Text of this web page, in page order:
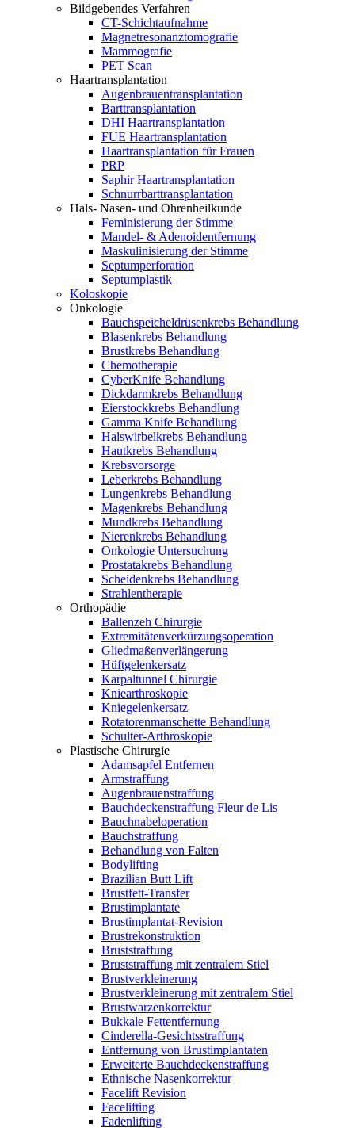
Bildgebendes Verfahren
CT-Schichtaufnahme
Magnetresonanztomografie
Mammografie
PET Scan
Haartransplantation
Augenbrauentransplantation
Barttransplantation
DHI Haartransplantation
FUE Haartransplantation
Haartransplantation für Frauen
PRP
Saphir Haartransplantation
Schnurrbarttransplantation
Hals- Nasen- und Ohrenheilkunde
Feminisierung der Stimme
Mandel- & Adenoidentfernung
Maskulinisierung der Stimme
Septumperforation
Septumplastik
Koloskopie
Onkologie
Bauchspeicheldrüsenkrebs Behandlung
Blasenkrebs Behandlung
Brustkrebs Behandlung
Chemotherapie
CyberKnife Behandlung
Dickdarmkrebs Behandlung
Eierstockkrebs Behandlung
Gamma Knife Behandlung
Halswirbelkrebs Behandlung
Hautkrebs Behandlung
Krebsvorsorge
Leberkrebs Behandlung
Lungenkrebs Behandlung
Magenkrebs Behandlung
Mundkrebs Behandlung
Nierenkrebs Behandlung
Onkologie Untersuchung
Prostatakrebs Behandlung
Scheidenkrebs Behandlung
Strahlentherapie
Orthopädie
Ballenzeh Chirurgie
Extremitätenverkürzungsoperation
Gliedmaßenverlängerung
Hüftgelenkersatz
Karpaltunnel Chirurgie
Kniearthroskopie
Kniegelenkersatz
Rotatorenmanschette Behandlung
Schulter-Arthroskopie
Plastische Chirurgie
Adamsapfel Entfernen
Armstraffung
Augenbrauenstraffung
Bauchdeckenstraffung Fleur de Lis
Bauchnabeloperation
Bauchstraffung
Behandlung von Falten
Bodylifting
Brazilian Butt Lift
Brustfett-Transfer
Brustimplantate
Brustimplantat-Revision
Brustrekonstruktion
Bruststraffung
Bruststraffung mit zentralem Stiel
Brustverkleinerung
Brustverkleinerung mit zentralem Stiel
Brustwarzenkorrektur
Bukkale Fettentfernung
Cinderella-Gesichtsstraffung
Entfernung von Brustimplantaten
Erweiterte Bauchdeckenstraffung
Ethnische Nasenkorrektur
Facelift Revision
Facelifting
Fadenlifting